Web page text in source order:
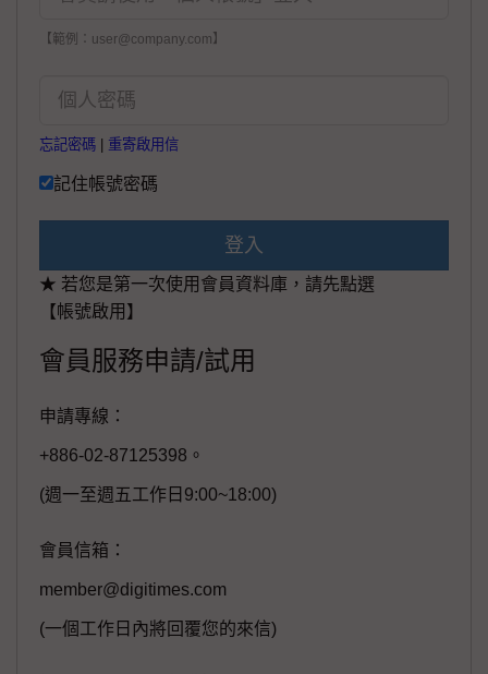
【範例：user@company.com】
忘記密碼 重寄啟用信
記住帳號密碼
登入
★ 若您是第一次使用會員資料庫，請先點選
【帳號啟用】
會員服務申請/試用
申請專線：
+886-02-87125398。
(週一至週五工作日9:00~18:00)
會員信箱：
member@digitimes.com
(一個工作日內將回覆您的來信)